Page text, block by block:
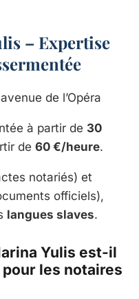
– Expertise
de l’Opéra
à partir de 30
de 60 €/heure.
notariés) et
officiels),
langues slaves.
Yulis est-il
pour les notaires